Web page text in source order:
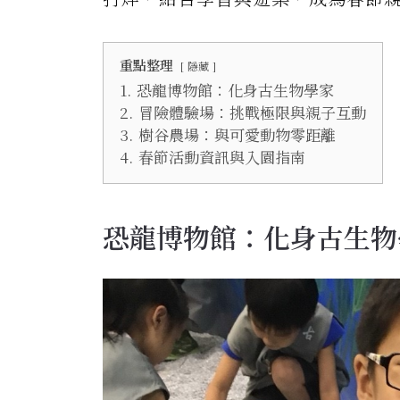
重點整理 隱藏
1. 恐龍博物館：化身古生物學家
2. 冒險體驗場：挑戰極限與親子互動
3. 樹谷農場：與可愛動物零距離
4. 春節活動資訊與入園指南
恐龍博物館：化身古生